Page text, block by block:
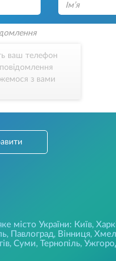
ваш телефон
повідомлення
з вами
України: Київ,
Вінниця,
Суми, Тернопіль,